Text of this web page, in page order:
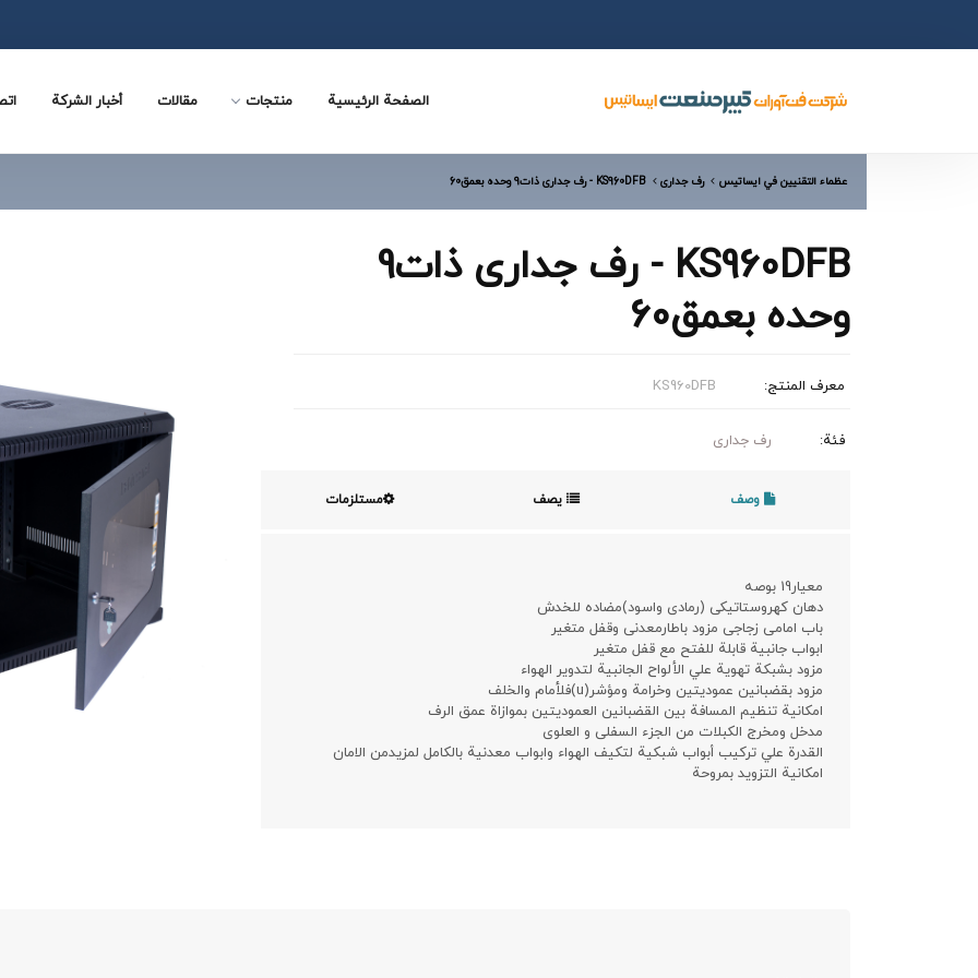
الصفحة الرئيسية منتجات مقالات أخبار الشركة
عظماء التقنيين في ایساتیس رف جداری KS960DFB - رف جداری ذات9 وحده بعمق60
KS960DFB - رف جداری ذات9
وحده بعمق60
معرف المنتج: KS960DFB
فئة: رف جداری
وصف يصف مستلزمات
معیار19 بوصه
دهان کهروستاتیکی (رمادی واسود)مضاده للخدش
باب امامی زجاجی مزود باطارمعدنی وقفل متغیر
ابواب جانبیة قابلة للفتح مع قفل متغير
مزود بشبکة تهویة علي الألواح الجانبية لتدویر الهواء
مزود بقضبانین عمودیتین وخرامة ومؤشر(u)فلأمام والخلف
امكانية تنظیم المسافة بین القضبانین العمودیتین بموازاة عمق الرف
مدخل ومخرج الکبلات من الجزء السفلی و العلوی
القدرة علي تركيب أبواب شبكية لتكيف الهواء وابواب معدنیة بالکامل لمزیدمن الامان
امکانیة التزوید بمروحة